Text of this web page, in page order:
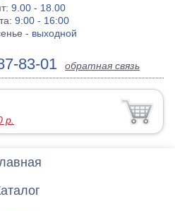
9.00 - 18.00
9:00 - 16:00
- выходной
83-01 обратная связь
р.